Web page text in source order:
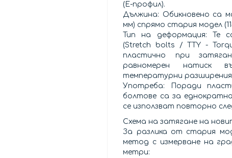
(E-профил).
Дължина: Обикновено са
мм) спрямо стария модел
Тип на деформация: Те
(Stretch bolts / TTY -
пластично при
равномерен натиск
температурни
Употреба: Поради
болтове са за
се използват повторно
Схема на затягане на
За разлика от стария
метод с измерване на
метри: